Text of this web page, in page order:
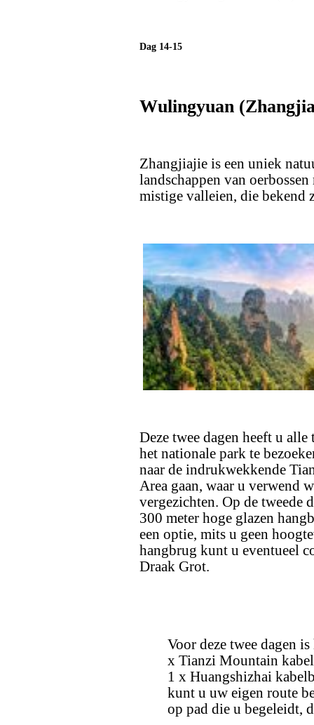
Dag 14-15
Wulingyuan
Zhangjiajie is een uniek
landschappen van
mistige valleien, die bekend
Deze twee dagen heeft u
het nationale park te
naar de indrukwekkende
Area gaan, waar u verwend
vergezichten. Op de tweede
300 meter hoge glazen
een optie, mits u geen
hangbrug kunt u eventueel
Draak Grot.
Voor deze twee dagen
x Tianzi Mountain
1 x Huangshizhai
kunt u uw eigen route
op pad die u begeleidt,